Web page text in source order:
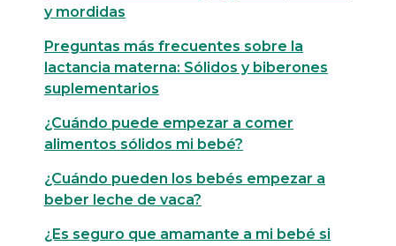
y mordidas
Preguntas más frecuentes sobre la
lactancia materna: Sólidos y biberones
suplementarios
¿Cuándo puede empezar a comer
alimentos sólidos mi bebé?
¿Cuándo pueden los bebés empezar a
beber leche de vaca?
¿Es seguro que amamante a mi bebé si